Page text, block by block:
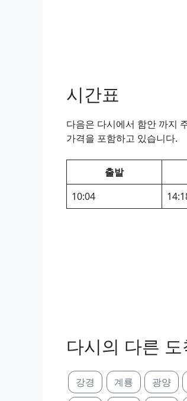
시간표
다음은 다시에서 함안 까지
가격을 포함하고 있습니다.
출발
10:04
다시의 다른 도
강경 계룡 광양